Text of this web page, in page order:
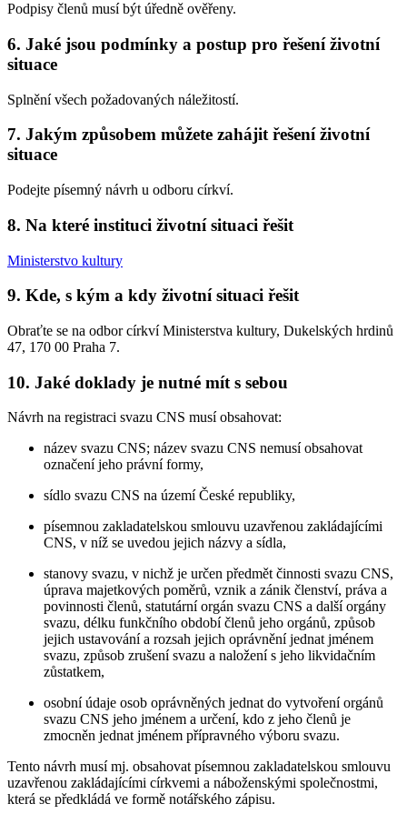
Podpisy členů musí být úředně ověřeny.
6. Jaké jsou podmínky a postup pro řešení životní
situace
Splnění všech požadovaných náležitostí.
7. Jakým způsobem můžete zahájit řešení životní
situace
Podejte písemný návrh u odboru církví.
8. Na které instituci životní situaci řešit
Ministerstvo kultury
9. Kde, s kým a kdy životní situaci řešit
Obraťte se na odbor církví Ministerstva kultury, Dukelských hrdinů
47, 170 00 Praha 7.
10. Jaké doklady je nutné mít s sebou
Návrh na registraci svazu CNS musí obsahovat:
název svazu CNS; název svazu CNS nemusí obsahovat
označení jeho právní formy,
sídlo svazu CNS na území České republiky,
písemnou zakladatelskou smlouvu uzavřenou zakládajícími
CNS, v níž se uvedou jejich názvy a sídla,
stanovy svazu, v nichž je určen předmět činnosti svazu CNS,
úprava majetkových poměrů, vznik a zánik členství, práva a
povinnosti členů, statutární orgán svazu CNS a další orgány
svazu, délku funkčního období členů jeho orgánů, způsob
jejich ustavování a rozsah jejich oprávnění jednat jménem
svazu, způsob zrušení svazu a naložení s jeho likvidačním
zůstatkem,
osobní údaje osob oprávněných jednat do vytvoření orgánů
svazu CNS jeho jménem a určení, kdo z jeho členů je
zmocněn jednat jménem přípravného výboru svazu.
Tento návrh musí mj. obsahovat písemnou zakladatelskou smlouvu
uzavřenou zakládajícími církvemi a náboženskými společnostmi,
která se předkládá ve formě notářského zápisu.